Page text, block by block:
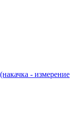
- измерение